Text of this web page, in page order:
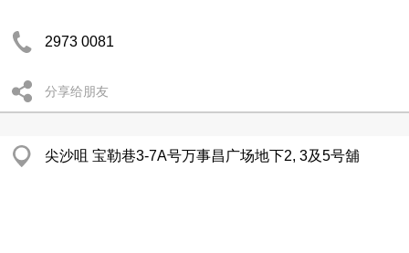
2973 0081
分享给朋友
尖沙咀 宝勒巷3-7A号万事昌广场地下2, 3及5号舖